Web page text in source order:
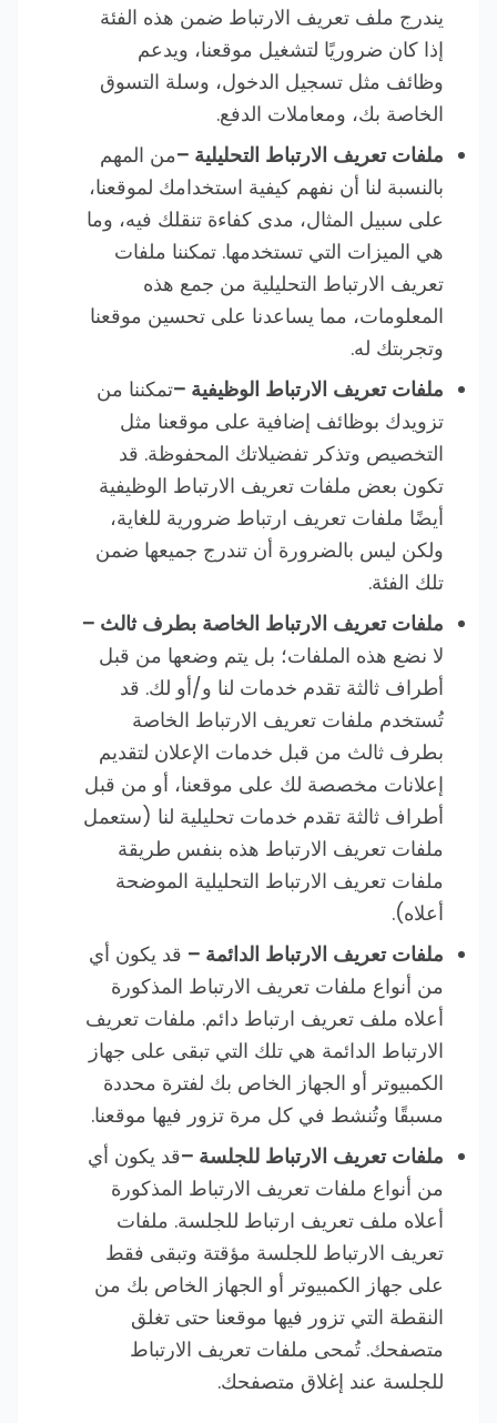
يندرج ملف تعريف الارتباط ضمن هذه الفئة
إذا كان ضروريًا لتشغيل موقعنا، ويدعم
وظائف مثل تسجيل الدخول، وسلة التسوق
الخاصة بك، ومعاملات الدفع.
ملفات تعريف الارتباط التحليلية –من المهم
بالنسبة لنا أن نفهم كيفية استخدامك لموقعنا،
على سبيل المثال، مدى كفاءة تنقلك فيه، وما
هي الميزات التي تستخدمها. تمكننا ملفات
تعريف الارتباط التحليلية من جمع هذه
المعلومات، مما يساعدنا على تحسين موقعنا
وتجربتك له.
ملفات تعريف الارتباط الوظيفية –تمكننا من
تزويدك بوظائف إضافية على موقعنا مثل
التخصيص وتذكر تفضيلاتك المحفوظة. قد
تكون بعض ملفات تعريف الارتباط الوظيفية
أيضًا ملفات تعريف ارتباط ضرورية للغاية،
ولكن ليس بالضرورة أن تندرج جميعها ضمن
تلك الفئة.
ملفات تعريف الارتباط الخاصة بطرف ثالث –
لا نضع هذه الملفات؛ بل يتم وضعها من قبل
أطراف ثالثة تقدم خدمات لنا و/أو لك. قد
تُستخدم ملفات تعريف الارتباط الخاصة
بطرف ثالث من قبل خدمات الإعلان لتقديم
إعلانات مخصصة لك على موقعنا، أو من قبل
أطراف ثالثة تقدم خدمات تحليلية لنا (ستعمل
ملفات تعريف الارتباط هذه بنفس طريقة
ملفات تعريف الارتباط التحليلية الموضحة
أعلاه).
ملفات تعريف الارتباط الدائمة – قد يكون أي
من أنواع ملفات تعريف الارتباط المذكورة
أعلاه ملف تعريف ارتباط دائم. ملفات تعريف
الارتباط الدائمة هي تلك التي تبقى على جهاز
الكمبيوتر أو الجهاز الخاص بك لفترة محددة
مسبقًا وتُنشط في كل مرة تزور فيها موقعنا.
ملفات تعريف الارتباط للجلسة –قد يكون أي
من أنواع ملفات تعريف الارتباط المذكورة
أعلاه ملف تعريف ارتباط للجلسة. ملفات
تعريف الارتباط للجلسة مؤقتة وتبقى فقط
على جهاز الكمبيوتر أو الجهاز الخاص بك من
النقطة التي تزور فيها موقعنا حتى تغلق
متصفحك. تُمحى ملفات تعريف الارتباط
للجلسة عند إغلاق متصفحك.